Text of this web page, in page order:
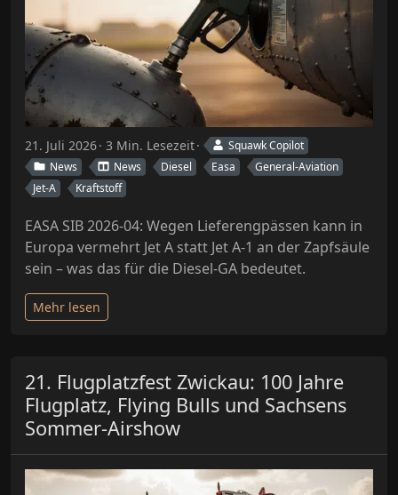
21. Juli 2026 3 Min. Lesezeit
Squawk Copilot
News
News Diesel Easa
General-Aviation
Jet-A
Kraftstoff
EASA SIB 2026-04: Wegen Lieferengpässen kann in
Europa vermehrt Jet A statt Jet A-1 an der Zapfsäule
sein – was das für die Diesel-GA bedeutet.
Mehr lesen
21. Flugplatzfest Zwickau: 100 Jahre
Flugplatz, Flying Bulls und Sachsens
Sommer-Airshow